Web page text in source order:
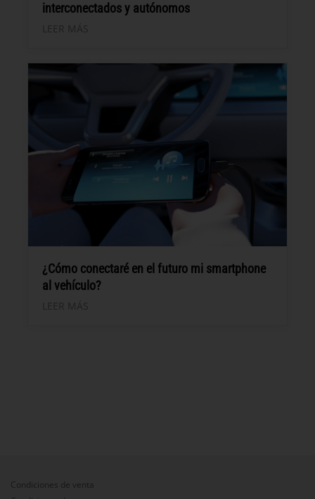
interconectados y autónomos
¿Cómo conectaré en el futuro mi smartphone
al vehículo?
Condiciones de venta